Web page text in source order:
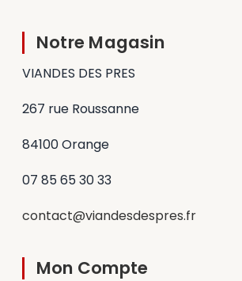
Notre Magasin
VIANDES DES PRES
267 rue Roussanne
84100 Orange
07 85 65 30 33
contact@viandesdespres.fr
Mon Compte